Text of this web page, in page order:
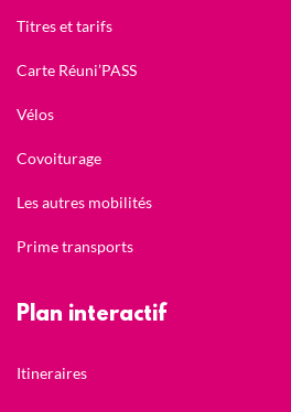
Titres et tarifs
Carte Réuni’PASS
Vélos
Covoiturage
Les autres mobilités
Prime transports
Plan interactif
Itineraires